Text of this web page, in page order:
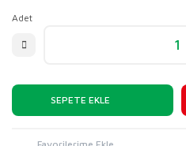
Adet
SEPETE EKLE